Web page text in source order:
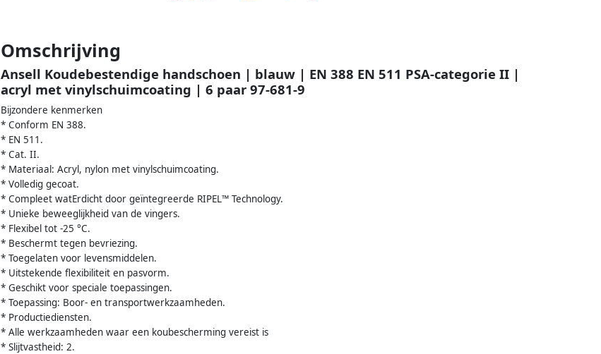
Omschrijving
Ansell Koudebestendige handschoen | blauw | EN 388 EN 511 PSA-categorie II |
acryl met vinylschuimcoating | 6 paar 97-681-9
Bijzondere kenmerken
* Conform EN 388.
* EN 511.
* Cat. II.
* Materiaal: Acryl, nylon met vinylschuimcoating.
* Volledig gecoat.
* Compleet watErdicht door geïntegreerde RIPEL™ Technology.
* Unieke beweeglijkheid van de vingers.
* Flexibel tot -25 °C.
* Beschermt tegen bevriezing.
* Toegelaten voor levensmiddelen.
* Uitstekende flexibiliteit en pasvorm.
* Geschikt voor speciale toepassingen.
* Toepassing: Boor- en transportwerkzaamheden.
* Productiediensten.
* Alle werkzaamheden waar een koubescherming vereist is
* Slijtvastheid: 2.